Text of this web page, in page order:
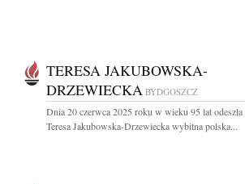
TERESA JAKUBOWSKA-
DRZEWIECKA BYDGOSZCZ
Dnia 20 czerwca 2025 roku w wieku 95 lat odeszła
Teresa Jakubowska-Drzewiecka wybitna polska...